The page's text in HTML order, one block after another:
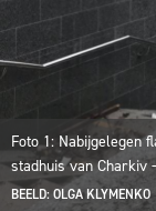
Foto 1: Nabijgelegen
stadhuis van Charkiv
BEELD: OLGA KLYMENKO